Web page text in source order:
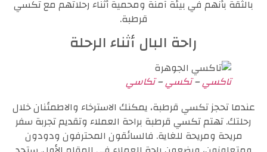
بالثقة بأنهم في بيئة آمنة ومحمية أثناء رحلاتهم مع تكسي
قرطبة.
راحة البال أثناء الرحلة
تاكسي–تكسي–تكاسي
عندما تحجز تكسي قرطبة، يمكنك الاسترخاء والاطمئنان خلال
رحلتك. تهتم تكسي قرطبة براحة العملاء وتقديم تجربة سفر
مريحة ومريحة للغاية. فالسائقون المحترفون ودودون